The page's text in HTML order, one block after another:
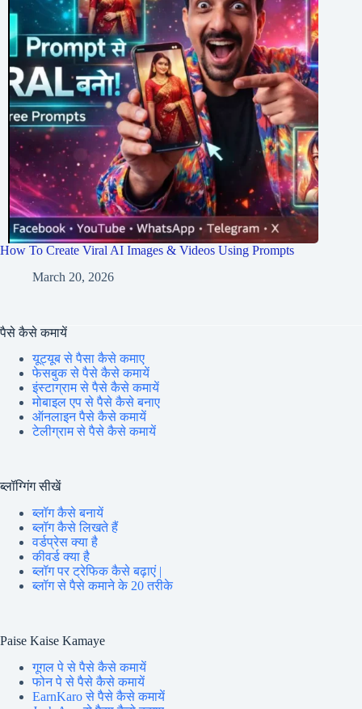
How To Create Viral AI Images & Videos Using Prompts
March 20, 2026
पैसे कैसे कमायें
यूट्यूब से पैसा कैसे कमाए
फेसबुक से पैसे कैसे कमायें
इंस्टाग्राम से पैसे कैसे कमायें
मोबाइल एप से पैसे कैसे बनाए
ऑनलाइन पैसे कैसे कमायें
टेलीग्राम से पैसे कैसे कमायें
ब्लॉग्गिंग सीखें
ब्लॉग कैसे बनायें
ब्लॉग कैसे लिखते हैं
वर्डप्रेस क्या है
कीवर्ड क्या है
ब्लॉग पर ट्रेफिक कैसे बढ़ाएं |
ब्लॉग से पैसे कमाने के 20 तरीके
Paise Kaise Kamaye
गूगल पे से पैसे कैसे कमायें
फोन पे से पैसे कैसे कमायें
EarnKaro से पैसे कैसे कमायें